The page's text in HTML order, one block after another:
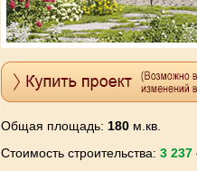
Общая площадь: 180 м.кв.
Стоимость строительства: 3 237